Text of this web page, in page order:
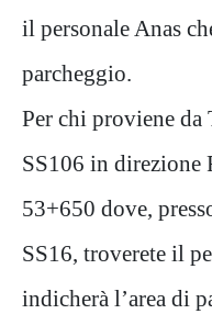
il personale Anas
parcheggio.
Per chi proviene da
SS106 in direzione
53+650 dove,
SS16, troverete il
indicherà l’area di